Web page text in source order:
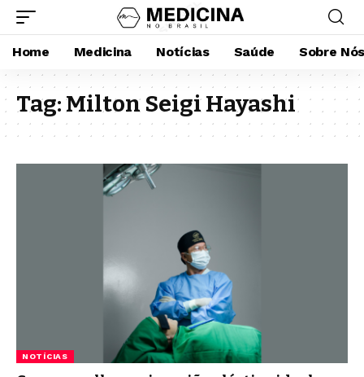
Home Medicina Notícias Saúde Sobre
Tag:Milton Seigi Hayashi
NOTÍCIAS